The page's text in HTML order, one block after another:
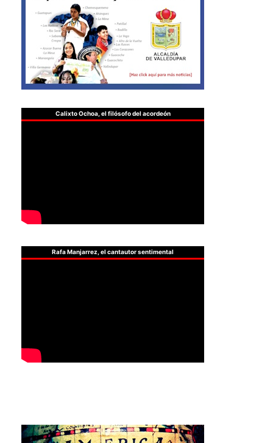
Calixto Ochoa, el filósofo del acordeón
Rafa Manjarrez, el cantautor sentimental